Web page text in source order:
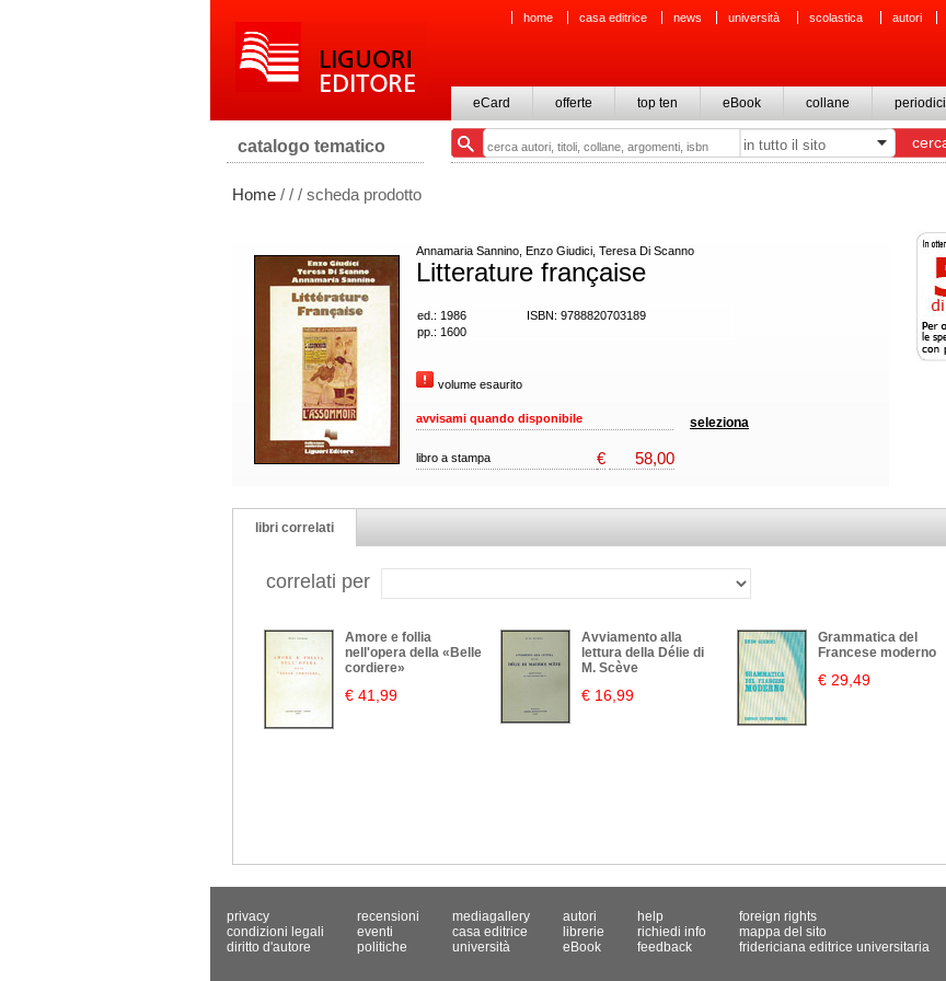
home casa editrice news università scolastica autori
eCard offerte top ten eBook collane periodici
catalogo tematico
Home / / / scheda prodotto
Annamaria Sannino, Enzo Giudici, Teresa Di Scanno
Litterature française
ed.: 1986
ISBN: 9788820703189
pp.: 1600
volume esaurito
avvisami quando disponibile seleziona
libro a stampa € 58,00
libri correlati
correlati per
Amore e follia
nell'opera della «Belle
cordiere»
€ 41,99
Avviamento alla
lettura della Délie di
M. Scève
€ 16,99
Grammatica del
Francese moderno
€ 29,49
privacy
condizioni legali
diritto d'autore
recensioni
eventi
politiche
mediagallery
casa editrice
università
autori
librerie
eBook
help
richiedi info
feedback
foreign rights
mappa del sito
fridericiana editrice universitaria